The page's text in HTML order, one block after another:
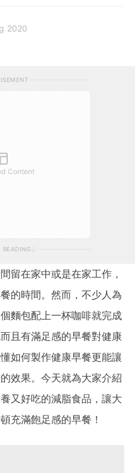
2020
Content
READING
留在家中或是在家工作，
的時間。然而，不少人為
麵包配上一杯咖啡就完成
且有滿足感的早餐對健康
如何製作健康早餐更能讓
效果。今天就為大家介紹
又好吃的減脂食品，讓大
充滿飽足感的早餐！